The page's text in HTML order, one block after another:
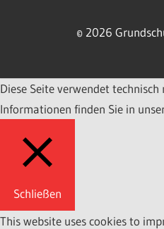
© 2026
Diese Seite verwendet
Informationen finden Sie in
Schließen
This website uses cookies to